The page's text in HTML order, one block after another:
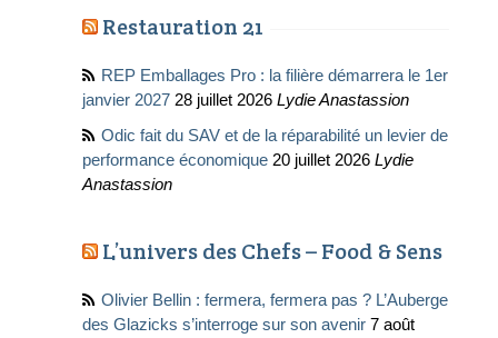
Restauration 21
REP Emballages Pro : la filière démarrera le 1er
janvier 2027 28 juillet 2026 Lydie Anastassion
Odic fait du SAV et de la réparabilité un levier de
performance économique 20 juillet 2026 Lydie
Anastassion
L’univers des Chefs – Food & Sens
Olivier Bellin : fermera, fermera pas ? L’Auberge
des Glazicks s’interroge sur son avenir 7 août